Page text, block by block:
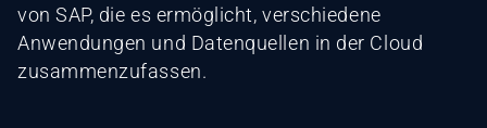
von SAP, die es ermöglicht, verschiedene
Anwendungen und Datenquellen in der Cloud
zusammenzufassen.